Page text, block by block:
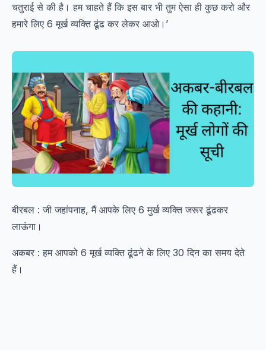
चतुराई से की है। हम चाहते हैं कि इस बार भी तुम ऐसा ही कुछ करो और
हमारे लिए 6 मूर्ख व्यक्ति ढूंढ कर लेकर आओ।’
बीरबल : जी जहांपनाह, मैं आपके लिए 6 मुर्ख व्यक्ति जरूर ढूंढकर
लाऊंगा।
अकबर : हम आपको 6 मूर्ख व्यक्ति ढूंढने के लिए 30 दिन का समय देते
हैं।